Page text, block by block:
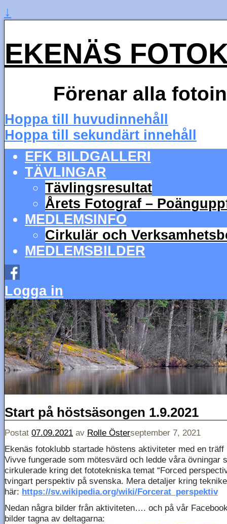
↓
EKENÄS
Förenar alla
Hoppa till huvudinnehåll
Hoppa till sekundärt innehåll
EFK BILDGALLERI
TÄVLINGAR
Tävlingsresultat
Årets Fotograf –
MEDLEMSINFO
Cirkulär och
MEDLEMSBILDER
Logga in
Start på höstsäsongen 1.9.2021
Postat 07.09.2021 av Rolle Österseptember 7, 2021
Ekenäs fotoklubb startade höstens aktiviteter med en
Vivve fungerade som mötesvärd och ledde våra övningar
cirkulerade kring det fototekniska temat “Forced
tvingart perspektiv på svenska. Mera detaljer kring
här: https://sv.wikipedia.org/wiki/Forcerat_perspektiv
Nedan några bilder från aktiviteten…. och på vår
bilder tagna av deltagarna: